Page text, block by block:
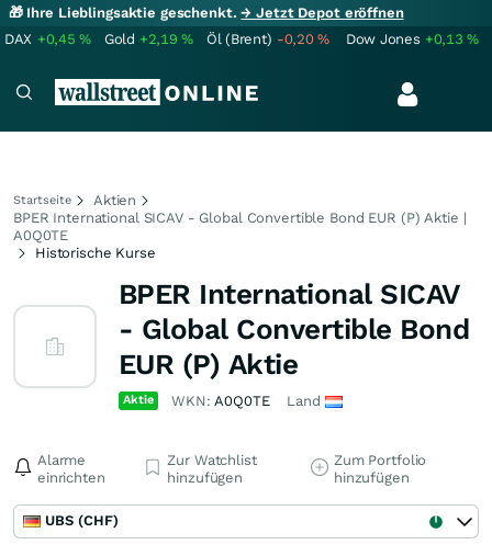
🎁 Ihre Lieblingsaktie geschenkt.→ Jetzt Depot eröffnen
DAX +0,45% Gold +2,19% Öl (Brent) -0,20% Dow Jones +0,13%
Startseite
Aktien
BPER International SICAV - Global Convertible Bond EUR (P) Aktie |
A0Q0TE
Historische Kurse
BPER International SICAV
- Global Convertible Bond
EUR (P) Aktie
Aktie WKN:A0Q0TE Land
Alarme
einrichten
Zur Watchlist
hinzufügen
Zum Portfolio
hinzufügen
UBS (CHF)